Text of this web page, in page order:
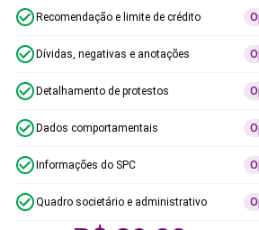
Recomendação e limite de crédito
Dívidas, negativas e anotações
Detalhamento de protestos
Dados comportamentais
Informações do SPC
Quadro societário e administrativo